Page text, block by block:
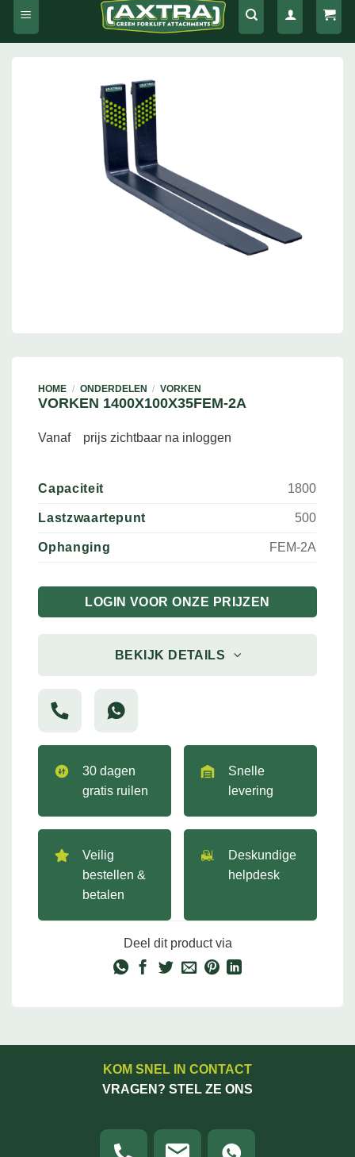
HOME / ONDERDELEN / VORKEN
VORKEN 1400X100X35FEM-2A
Vanaf prijs zichtbaar na inloggen
Capaciteit 1800
Lastzwaartepunt 500
Ophanging FEM-2A
LOGIN VOOR ONZE PRIJZEN
BEKIJK DETAILS
30 dagen
gratis ruilen
Snelle
levering
Veilig
bestellen &
betalen
Deskundige
helpdesk
Deel dit product via
KOM SNEL IN CONTACT
VRAGEN? STEL ZE ONS